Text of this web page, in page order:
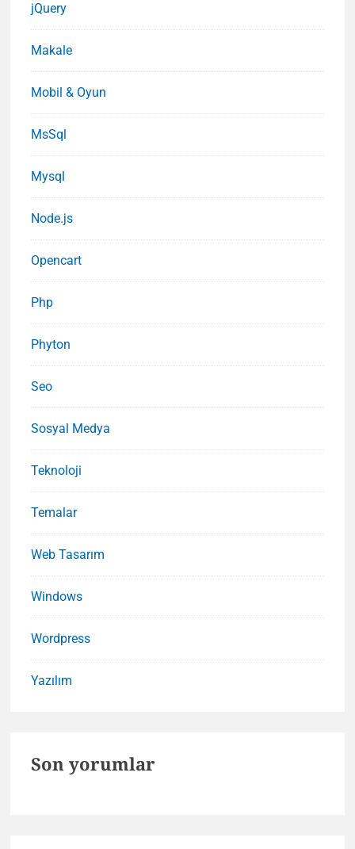
jQuery
Makale
Mobil & Oyun
MsSql
Mysql
Node.js
Opencart
Php
Phyton
Seo
Sosyal Medya
Teknoloji
Temalar
Web Tasarım
Windows
Wordpress
Yazılım
Son yorumlar